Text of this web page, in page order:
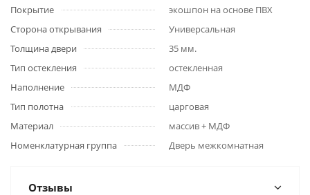
Покрытие
экошпон на основе ПВХ
Сторона открывания
Универсальная
Толщина двери
35 мм.
Тип остекления
остекленная
Наполнение
МДФ
Тип полотна
царговая
Материал
массив + МДФ
Номенклатурная группа
Дверь межкомнатная
Отзывы